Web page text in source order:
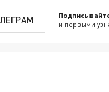
и первыми